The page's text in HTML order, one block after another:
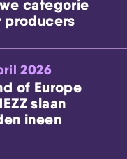
categorie
producers
2026
of Europe
slaan
ineen